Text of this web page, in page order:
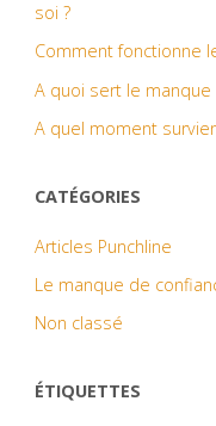
soi ?
Comment fonctionne
A quoi sert le
A quel moment
CATÉGORIES
Articles Punchline
Le manque de
Non classé
ÉTIQUETTES